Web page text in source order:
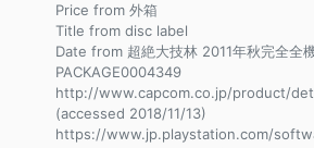
Price from 外箱
Title from disc label
Date from 超絶大技林 2011年秋完全全
PACKAGE0004349
http://www.capcom.co.jp/product/
(accessed 2018/11/13)
https://www.jp.playstation.com/